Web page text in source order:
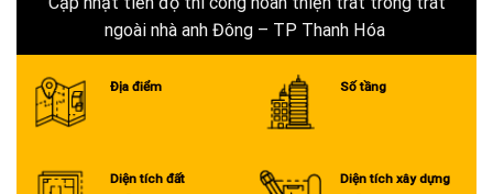
0+
ngoài nhà anh Đông – TP Thanh Hóa
Địa điểm Số tầng
Diện tích đất Diện tích xây dựng